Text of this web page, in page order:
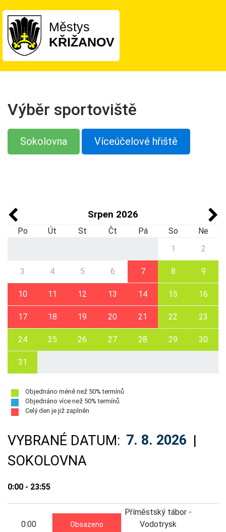
Městys
KŘIŽANOV
Výběr sportoviště
Sokolovna Víceúčelové hřiště
Srpen 2026
Po Út St Čt Pá So
Ne
1
2
3 4 5 6 7 8 9
10 11 12 13 14 15 16
17 18 19 20 21 22 23
24 25 26 27 28 29 30
31
Objednáno méně než 50% termínů
Objednáno více než 50% termínů
Celý den je již zaplněn
VYBRANÉ DATUM: 7. 8. 2026 |
SOKOLOVNA
0:00 - 23:55
0:00 Obsazeno
Příměstský tábor -
Vodotrysk